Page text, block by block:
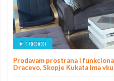
€ 180000
Prodavam prostrana i
Dracevo, Skopje Kukata ima